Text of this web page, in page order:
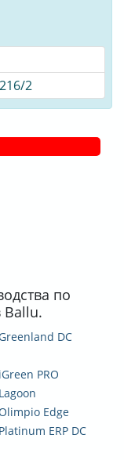
2
по
Ballu.
DC
PRO
Edge
ERP DC